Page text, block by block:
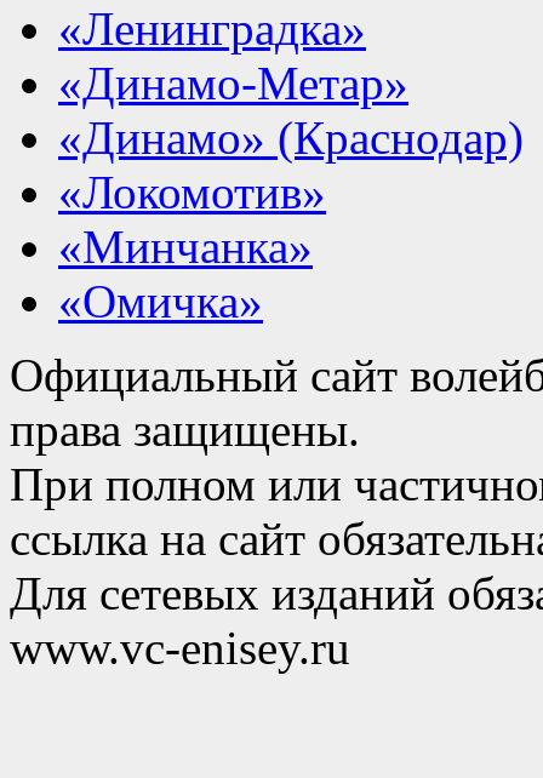
«Ленинградка»
«Динамо-Метар»
«Динамо» (Краснодар)
«Локомотив»
«Минчанка»
«Омичка»
Официальный сайт
права защищены.
При полном или
ссылка на сайт
Для сетевых изданий
www.vc-enisey.ru